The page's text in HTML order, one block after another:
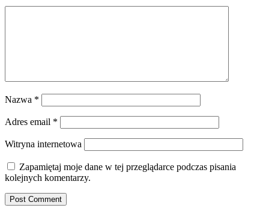
Nazwa *
Adres email *
Witryna internetowa
Zapamiętaj moje dane w tej przeglądarce podczas pisania
kolejnych komentarzy.